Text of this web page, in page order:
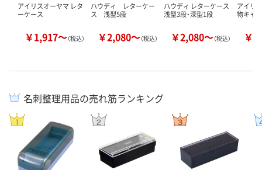
アイリスオーヤマ レタ
ーケース
￥1,917～（税込）
ハウディ レターケー
ス 浅型5段
￥2,080～（税込）
ハウディ レターケース
浅型3段・深型1段
￥2,080～（税込）
アイリ
物キャ
￥
名刺整理用品の売れ筋ランキング